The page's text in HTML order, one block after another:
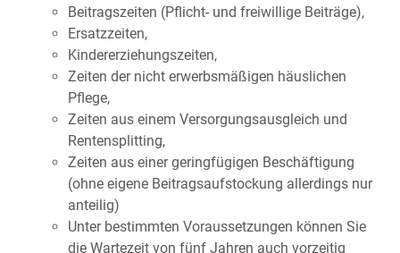
Beitragszeiten (Pflicht- und freiwillige Beiträge),
Ersatzzeiten,
Kindererziehungszeiten,
Zeiten der nicht erwerbsmäßigen häuslichen
Pflege,
Zeiten aus einem Versorgungsausgleich und
Rentensplitting,
Zeiten aus einer geringfügigen Beschäftigung
(ohne eigene Beitragsaufstockung allerdings nur
anteilig)
Unter bestimmten Voraussetzungen können Sie
die Wartezeit von fünf Jahren auch vorzeitig